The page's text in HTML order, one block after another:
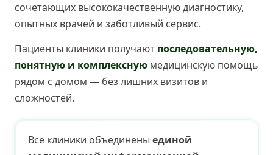
сочетающих высококачественную диагностику,
опытных врачей и заботливый сервис.
Пациенты клиники получают последовательную,
понятную и комплексную медицинскую помощь
рядом с домом — без лишних визитов и
сложностей.
Все клиники объединены единой